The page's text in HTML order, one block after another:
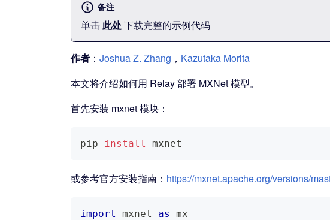
备注
单击此处下载完整的示例代码
作者 ： Joshua Z. Zhang ， Kazutaka Morita
本文将介绍如何用 Relay 部署 MXNet 模型。
首先安装 mxnet 模块：
pip install mxnet
或参考官方安装指南： https://mxnet.apache.org/versions/
import mxnet as
mx